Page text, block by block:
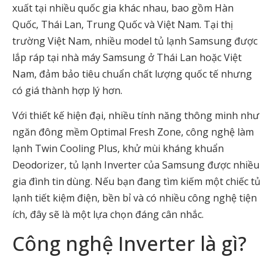
xuất tại nhiều quốc gia khác nhau, bao gồm Hàn
Quốc, Thái Lan, Trung Quốc và Việt Nam. Tại thị
trường Việt Nam, nhiều model tủ lạnh Samsung được
lắp ráp tại nhà máy Samsung ở Thái Lan hoặc Việt
Nam, đảm bảo tiêu chuẩn chất lượng quốc tế nhưng
có giá thành hợp lý hơn.
Với thiết kế hiện đại, nhiều tính năng thông minh như
ngăn đông mềm Optimal Fresh Zone, công nghệ làm
lạnh Twin Cooling Plus, khử mùi kháng khuẩn
Deodorizer, tủ lạnh Inverter của Samsung được nhiều
gia đình tin dùng. Nếu bạn đang tìm kiếm một chiếc tủ
lạnh tiết kiệm điện, bền bỉ và có nhiều công nghệ tiện
ích, đây sẽ là một lựa chọn đáng cân nhắc.
Công nghệ Inverter là gì?